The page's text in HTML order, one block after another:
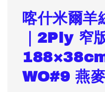
喀什米爾羊
｜2Ply 窄
WO#9 燕